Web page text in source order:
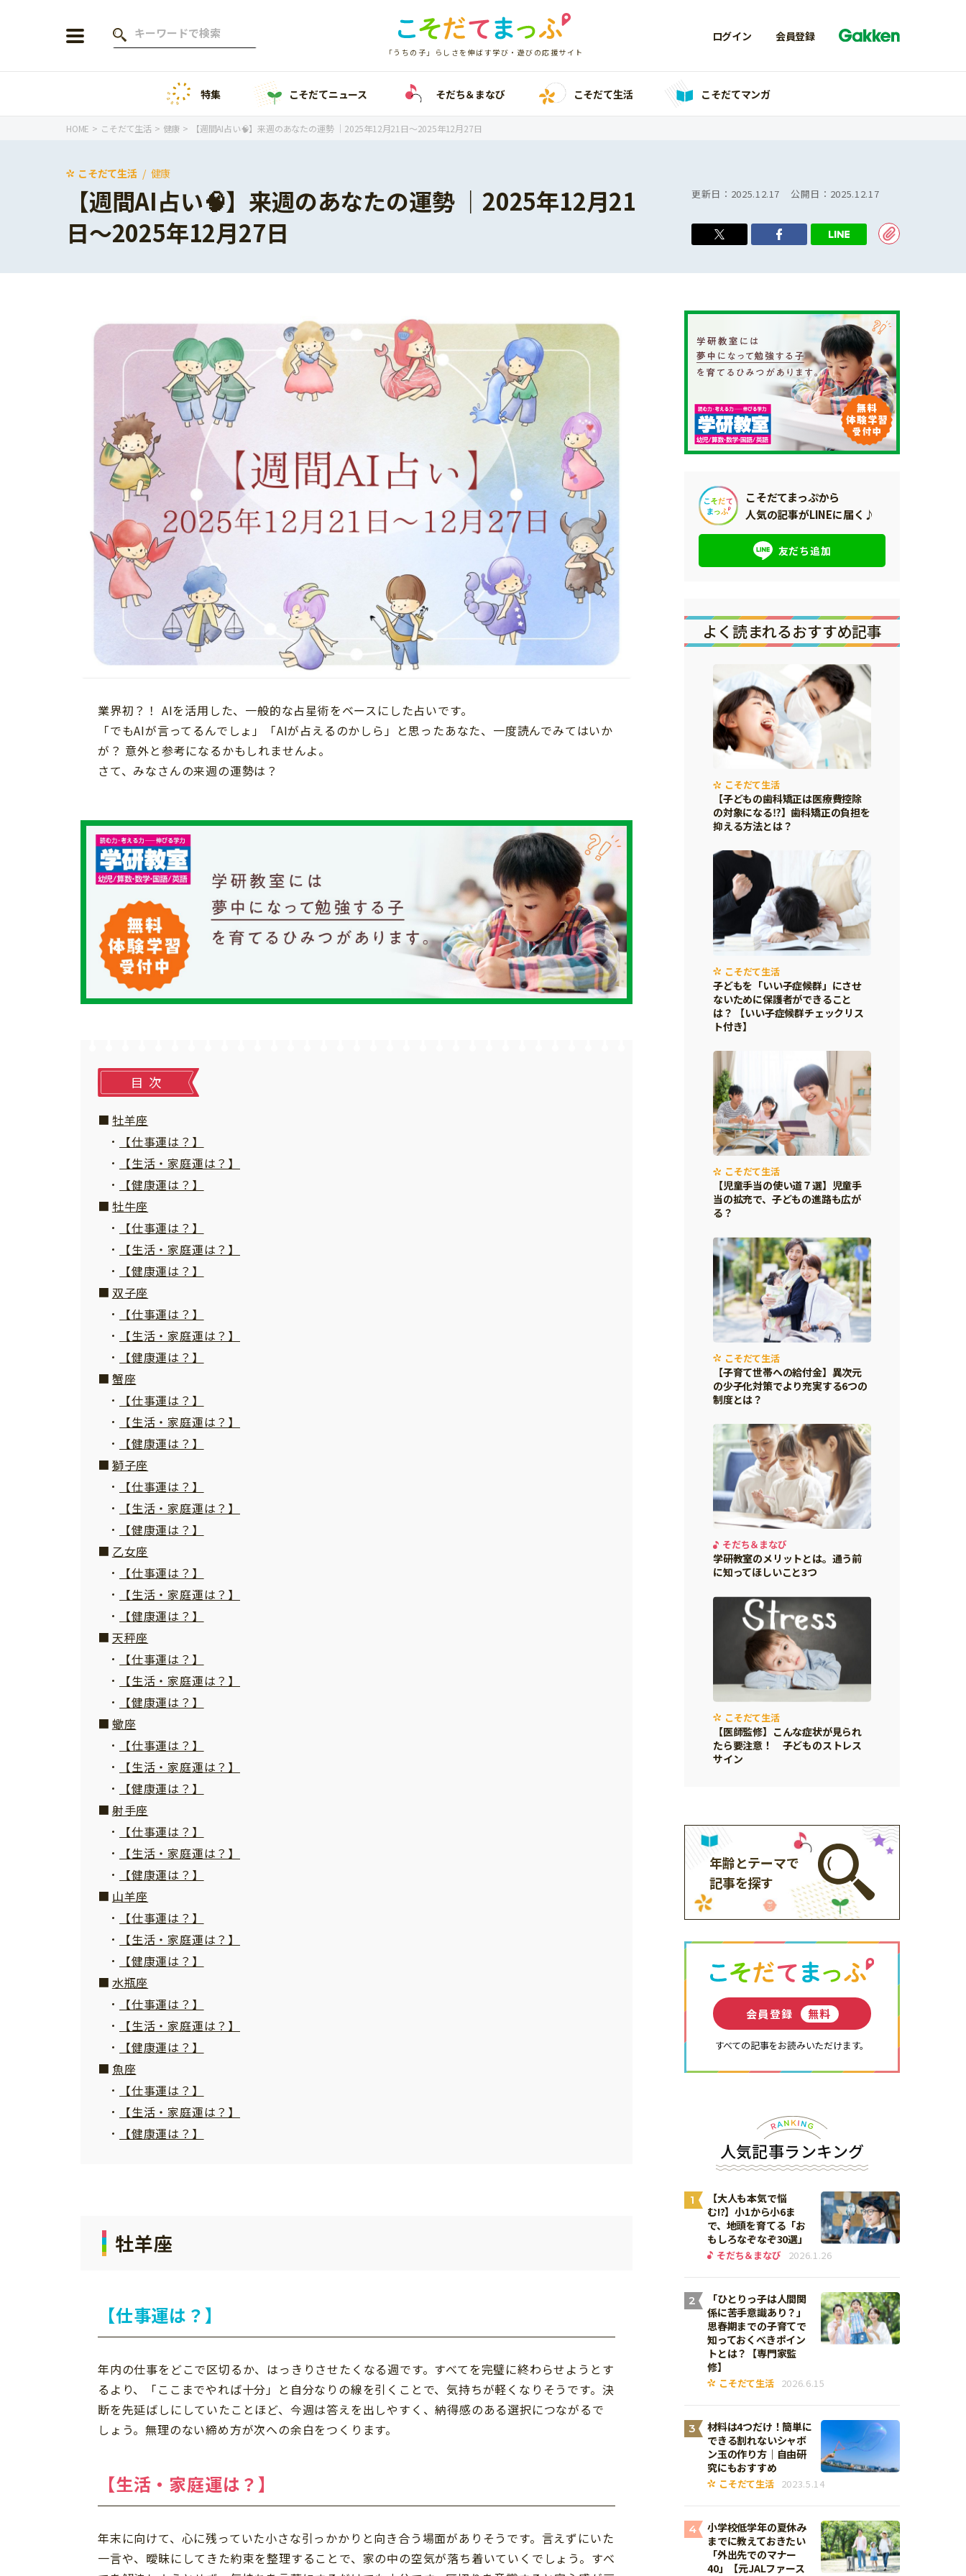
「うちの子」らしさを伸ばす学び・遊びの応援サイト
ログイン 会員登録
年齢から探す
1歳
小学3年生
小学4年生
小学6年生
そだち＆まなび
ワーク・ドリル
科学・プログラミング
教育・学習
絵本・読み聞かせ
自由研究・工作
読書感想文
運動・あそび・ゲーム
こそだて生活
ファッション・美容
行事・イベント
親子でいっしょに
人間関係
「こそだてまっぷ」とは
サイトのご利⽤にあたって
特集 こそだてニュース そだち＆まなび こそだて生活 こそだてマンガ
HOME こそだて生活 健康 【週間AI占い🧠】来週のあなたの運勢 ｜2025年12月21日〜2025年12月27日
こそだて生活 健康
【週間AI占い🧠】来週のあなたの運勢 ｜2025年12月21
日〜2025年12月27日
更新日： 2025.12.17 公開日： 2025.12.17
業界初？！ AIを活用した、一般的な占星術をベースにした占いです。
「でもAIが言ってるんでしょ」「AIが占えるのかしら」と思ったあなた、一度読んでみてはいか
が？ 意外と参考になるかもしれませんよ。
さて、みなさんの来週の運勢は？
目次
牡羊座
【仕事運は？】
【生活・家庭運は？】
【健康運は？】
牡牛座
【仕事運は？】
【生活・家庭運は？】
【健康運は？】
双子座
【仕事運は？】
【生活・家庭運は？】
【健康運は？】
蟹座
【仕事運は？】
【生活・家庭運は？】
【健康運は？】
獅子座
【仕事運は？】
【生活・家庭運は？】
【健康運は？】
乙女座
【仕事運は？】
【生活・家庭運は？】
【健康運は？】
天秤座
【仕事運は？】
【生活・家庭運は？】
【健康運は？】
蠍座
【仕事運は？】
【生活・家庭運は？】
【健康運は？】
射手座
【仕事運は？】
【生活・家庭運は？】
【健康運は？】
山羊座
【仕事運は？】
【生活・家庭運は？】
【健康運は？】
水瓶座
【仕事運は？】
【生活・家庭運は？】
【健康運は？】
魚座
【仕事運は？】
【生活・家庭運は？】
【健康運は？】
牡羊座
【仕事運は？】
年内の仕事をどこで区切るか、はっきりさせたくなる週です。すべてを完璧に終わらせようとす
るより、「ここまでやれば十分」と自分なりの線を引くことで、気持ちが軽くなりそうです。決
断を先延ばしにしていたことほど、今週は答えを出しやすく、納得感のある選択につながるで
しょう。無理のない締め方が次への余白をつくります。
【生活・家庭運は？】
年末に向けて、心に残っていた小さな引っかかりと向き合う場面がありそうです。言えずにいた
一言や、曖昧にしてきた約束を整理することで、家の中の空気が落ち着いていくでしょう。すべ
こそだてまっぷから
人気の記事がLINEに届く♪
友だち追加
よく読まれるおすすめ記事
こそだて生活
【子どもの歯科矯正は医療費控除
の対象になる⁉】歯科矯正の負担を
抑える方法とは？
こそだて生活
子どもを「いい子症候群」にさせ
ないために保護者ができること
は？ 【いい子症候群チェックリス
ト付き】
こそだて生活
【児童手当の使い道７選】児童手
当の拡充で、子どもの進路も広が
る？
こそだて生活
【子育て世帯への給付金】異次元
の少子化対策でより充実する6つの
制度とは？
そだち＆まなび
学研教室のメリットとは。通う前
に知ってほしいこと3つ
こそだて生活
【医師監修】こんな症状が見られ
たら要注意！ 子どものストレス
サイン
年齢とテーマで
記事を探す
会員登録 無料
すべての記事をお読みいただけます。
人気記事ランキング
1
【大人も本気で悩
む!?】小1から小6ま
で、地頭を育てる「お
もしろなぞなぞ30選」
そだち＆まなび 2026.1.26
2
「ひとりっ子は人間関
係に苦手意識あり？」
思春期までの子育てで
知っておくべきポイン
トとは？【専門家監
修】
こそだて生活 2026.6.15
3
材料は4つだけ！簡単に
できる割れないシャボ
ン玉の作り方｜自由研
究にもおすすめ
こそだて生活 2023.5.14
4
小学校低学年の夏休み
までに教えておきたい
「外出先でのマナー
40」【元JALファース